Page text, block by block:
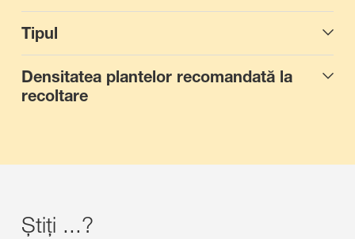
Tipul
Densitatea plantelor recomandată la
recoltare
Știți ...?